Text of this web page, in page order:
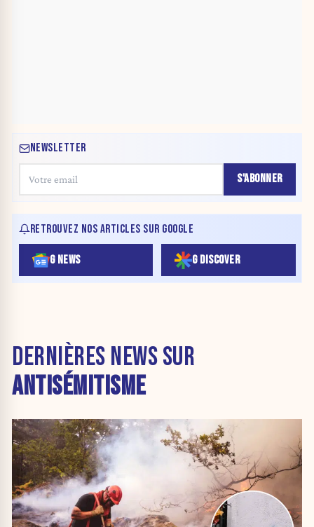
NEWSLETTER
S'ABONNER
RETROUVEZ NOS ARTICLES SUR GOOGLE
G NEWS G DISCOVER
DERNIÈRES NEWS SUR
ANTISÉMITISME